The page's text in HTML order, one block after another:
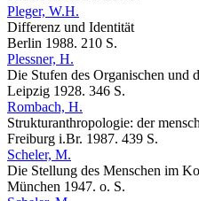
Pleger, W.H.
Differenz und Identität
Berlin 1988. 210 S.
Plessner, H.
Die Stufen des Organischen und
Leipzig 1928. 346 S.
Rombach, H.
Strukturanthropologie: der
Freiburg i.Br. 1987. 439 S.
Scheler, M.
Die Stellung des Menschen im
München 1947. o. S.